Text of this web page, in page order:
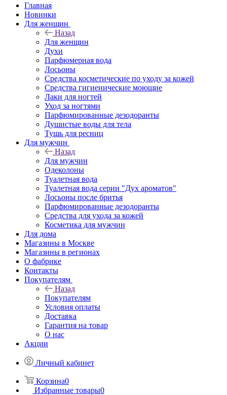
Главная
Новинки
Для женщин
Назад
Для женщин
Духи
Парфюмерная вода
Лосьоны
Средства косметические по уходу за кожей
Средства гигиенические моющие
Лаки для ногтей
Уход за ногтями
Парфюмированные дезодоранты
Душистые воды для тела
Тушь для ресниц
Для мужчин
Назад
Для мужчин
Одеколоны
Туалетная вода
Туалетная вода серии "Дух ароматов"
Лосьоны после бритья
Парфюмированные дезодоранты
Средства для ухода за кожей
Косметика для мужчин
Для дома
Магазины в Москве
Магазины в регионах
О фабрике
Контакты
Покупателям
Назад
Покупателям
Условия оплаты
Доставка
Гарантия на товар
О нас
Акции
Личный кабинет
Корзина0
Избранные товары0